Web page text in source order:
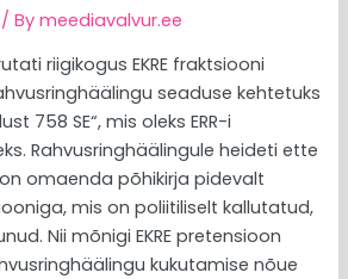
/ Bymeediavalvur.ee
riigikogus EKRE fraktsiooni
seaduse kehtetuks
758 SE“, mis oleks ERR-i
Rahvusringhäälingule heideti ette
omaenda põhikirja pidevalt
mis on poliitiliselt kallutatud,
Nii mõnigi EKRE pretensioon
kukutamise nõue